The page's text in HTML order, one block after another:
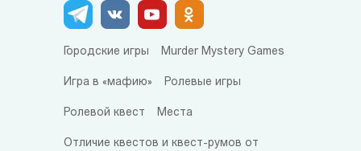
Городские игры Murder Mystery Games
Игра в «мафию» Ролевые игры
Ролевой квест Места
Отличие квестов и квест-румов от